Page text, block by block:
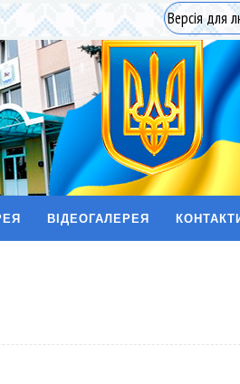
Версія для
ВІДЕОГАЛЕРЕЯ